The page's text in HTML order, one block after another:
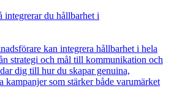
integrerar du hållbarhet i
kan integrera hållbarhet i hela
strategi och mål till kommunikation och
dig till hur du skapar genuina,
kampanjer som stärker både varumärket